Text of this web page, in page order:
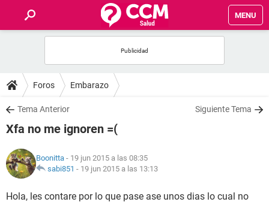
MENU
FOROS
SALUD
NUTRICIÓN
BIENESTAR
Foros Embarazo
Tema Anterior Siguiente Tema
Xfa no me ignoren =(
Boonitta - 19 jun 2015 a las 08:35
sabi851 - 19 jun 2015 a las 13:13
Hola, les contare por lo que pase ase unos dias lo cual no